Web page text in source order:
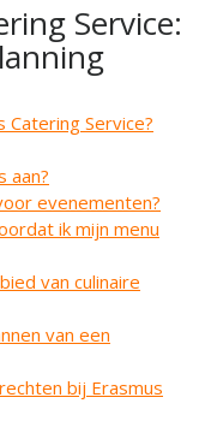
Service:
Service?
aan?
evenementen?
ik mijn menu
van culinaire
van een
bij Erasmus